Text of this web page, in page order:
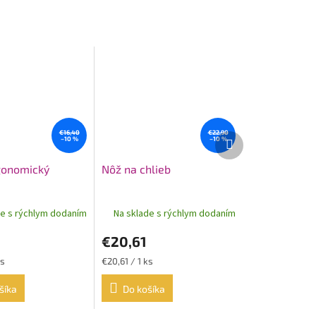
€16,40
–10 %
s rýchlym dodaním
€22,90
–10 %
Nôž na chlieb
Na sklade s rýchlym dodaním
€20,61
Jednotková
cena:
€20,61 / 1 ks
Do košíka
Ďalší
produkt